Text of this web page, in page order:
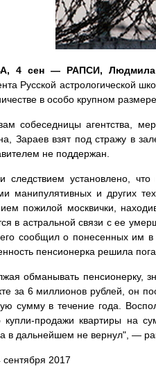
4 сен — РАПСИ, Людмила
Русской астрологической
в особо крупном
собеседницы агентства,
Зараев взят под стражу в
не поддержан.
следствием установлено,
манипулятивных и других
пожилой москвички,
в астральной связи с ее
сообщил о понесенных им
пенсионерка решила
обманывать пенсионерку,
за 6 миллионов рублей, он
сумму в течение года.
купли-продажи квартиры на
в дальнейшем не вернул", —
сентября 2017